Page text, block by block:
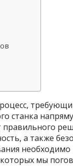
станка
а также
необходимо
мы